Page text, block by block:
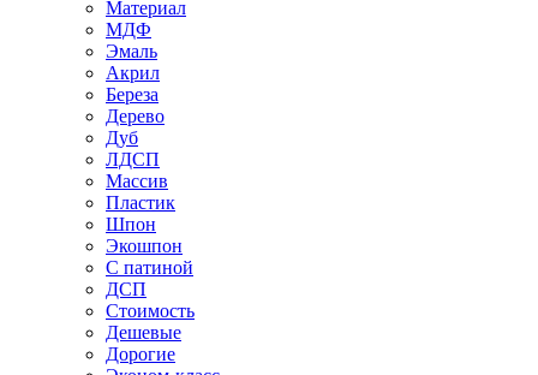
Материал
МДФ
Эмаль
Акрил
Береза
Дерево
Дуб
ЛДСП
Массив
Пластик
Шпон
Экошпон
С патиной
ДСП
Стоимость
Дешевые
Дорогие